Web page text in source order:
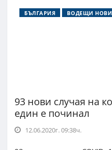
БЪЛГАРИЯ ВОДЕЩИ
93 нови случая на
един е починал
12.06.2020г. 09:38ч.